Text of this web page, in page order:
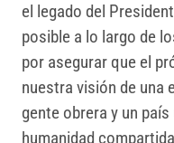
el legado del
posible a lo largo de
por asegurar que el
nuestra visión de una
gente obrera y un
humanidad